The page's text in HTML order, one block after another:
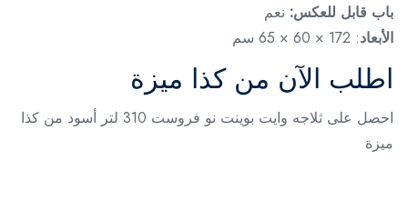
باب قابل للعكس: نعم
الأبعاد: 172 × 60 × 65 سم
اطلب الآن من كذا ميزة
احصل على ثلاجه وايت بوينت نو فروست 310 لتر أسود من كذا
ميزة